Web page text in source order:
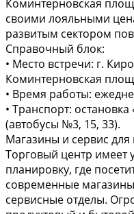
Коминтерновская
своими лояльными
развитым сектором
Справочный блок:
• Место встречи: г.
Коминтерновская
• Время работы:
• Транспорт:
(автобусы №3, 15, 33).
Магазины и сервис для
Торговый центр имеет
планировку, где
современные
сервисные отделы.